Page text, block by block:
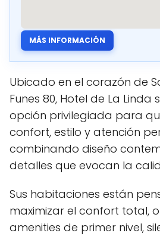
MÁS INFORMACIÓN
Ubicado en el corazón de
Funes 80, Hotel de La
opción privilegiada para
confort, estilo y atención
combinando diseño
detalles que evocan la
Sus habitaciones están
maximizar el confort total,
amenities de primer nivel,